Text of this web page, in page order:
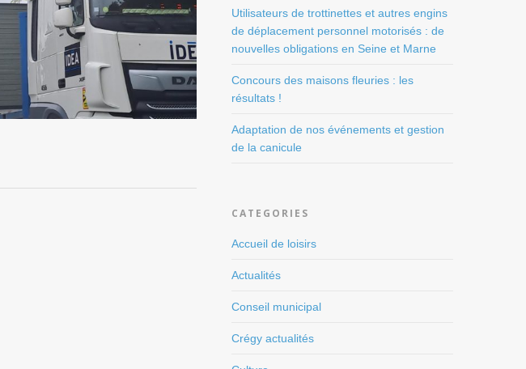
Utilisateurs de trottinettes et autres engins
de déplacement personnel motorisés : de
nouvelles obligations en Seine et Marne
Concours des maisons fleuries : les
résultats !
Adaptation de nos événements et gestion
de la canicule
CATEGORIES
Accueil de loisirs
Actualités
Conseil municipal
Crégy actualités